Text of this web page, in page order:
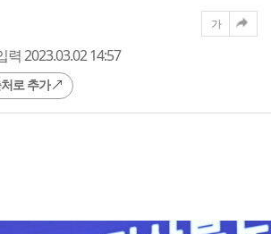
력 2023.03.02 14:57
로 추가
가